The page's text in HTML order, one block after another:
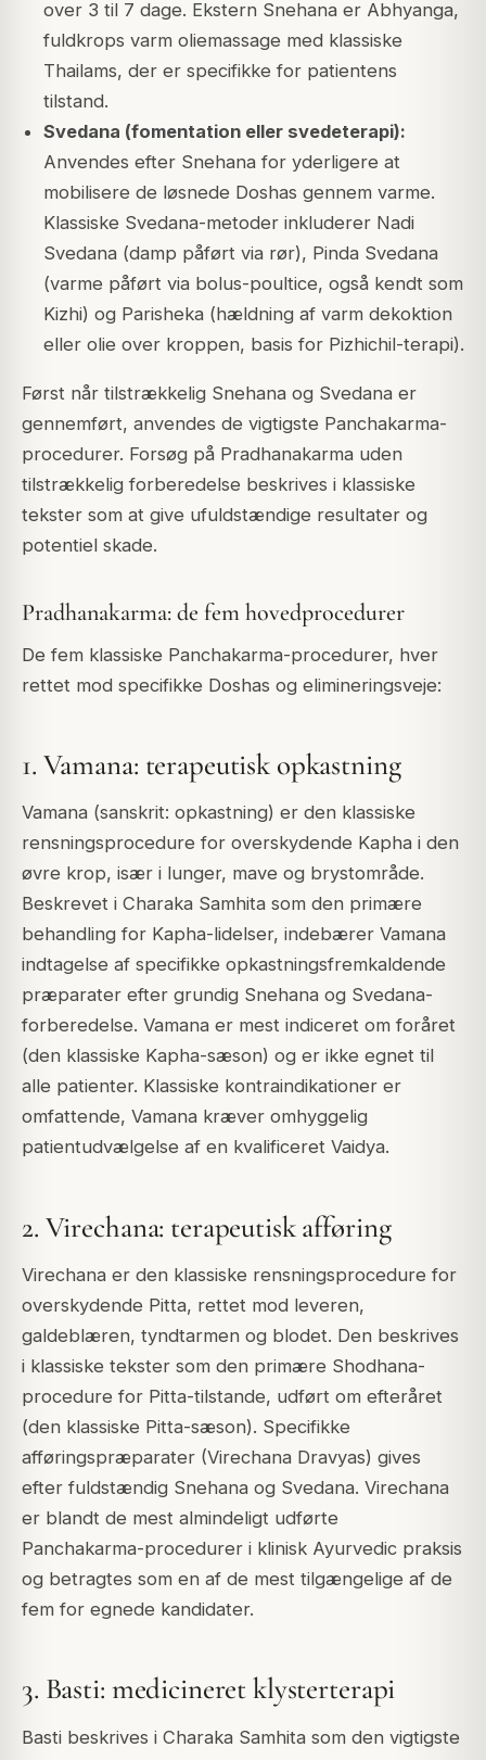
over 3 til 7 dage. Ekstern Snehana er Abhyanga,
fuldkrops varm oliemassage med klassiske
Thailams, der er specifikke for patientens
tilstand.
Svedana (fomentation eller svedeterapi):
Anvendes efter Snehana for yderligere at
mobilisere de løsnede Doshas gennem varme.
Klassiske Svedana-metoder inkluderer Nadi
Svedana (damp påført via rør), Pinda Svedana
(varme påført via bolus-poultice, også kendt som
Kizhi) og Parisheka (hældning af varm dekoktion
eller olie over kroppen, basis for Pizhichil-terapi).
Først når tilstrækkelig Snehana og Svedana er
gennemført, anvendes de vigtigste Panchakarma-
procedurer. Forsøg på Pradhanakarma uden
tilstrækkelig forberedelse beskrives i klassiske
tekster som at give ufuldstændige resultater og
potentiel skade.
Pradhanakarma: de fem hovedprocedurer
De fem klassiske Panchakarma-procedurer, hver
rettet mod specifikke Doshas og elimineringsveje:
1. Vamana: terapeutisk opkastning
Vamana (sanskrit: opkastning) er den klassiske
rensningsprocedure for overskydende Kapha i den
øvre krop, især i lunger, mave og brystområde.
Beskrevet i Charaka Samhita som den primære
behandling for Kapha-lidelser, indebærer Vamana
indtagelse af specifikke opkastningsfremkaldende
præparater efter grundig Snehana og Svedana-
forberedelse. Vamana er mest indiceret om foråret
(den klassiske Kapha-sæson) og er ikke egnet til
alle patienter. Klassiske kontraindikationer er
omfattende, Vamana kræver omhyggelig
patientudvælgelse af en kvalificeret Vaidya.
2. Virechana: terapeutisk afføring
Virechana er den klassiske rensningsprocedure for
overskydende Pitta, rettet mod leveren,
galdeblæren, tyndtarmen og blodet. Den beskrives
i klassiske tekster som den primære Shodhana-
procedure for Pitta-tilstande, udført om efteråret
(den klassiske Pitta-sæson). Specifikke
afføringspræparater (Virechana Dravyas) gives
efter fuldstændig Snehana og Svedana. Virechana
er blandt de mest almindeligt udførte
Panchakarma-procedurer i klinisk Ayurvedic praksis
og betragtes som en af de mest tilgængelige af de
fem for egnede kandidater.
3. Basti: medicineret klysterterapi
Basti beskrives i Charaka Samhita som den vigtigste